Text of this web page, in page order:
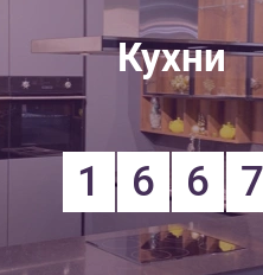
Кухни
1 6 6 7